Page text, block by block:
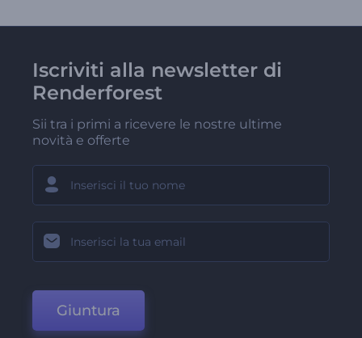
Iscriviti alla newsletter di
Renderforest
Sii tra i primi a ricevere le nostre ultime
novità e offerte
Giuntura